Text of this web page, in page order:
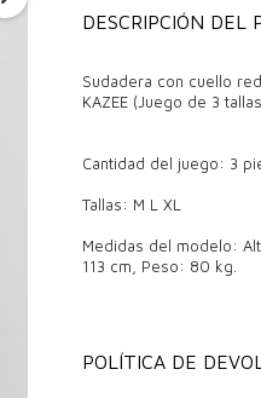
DESCRIPCIÓN DEL
Sudadera con cuello
KAZEE (Juego de 3
Cantidad del juego: 3
Tallas: M L XL
Medidas del modelo:
113 cm, Peso: 80 kg.
las estaciones
POLÍTICA DE